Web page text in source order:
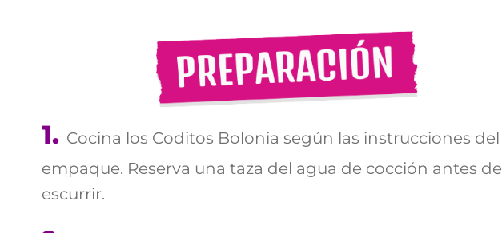
Cocina los Coditos Bolonia según las instrucciones del
empaque. Reserva una taza del agua de cocción antes de
escurrir.